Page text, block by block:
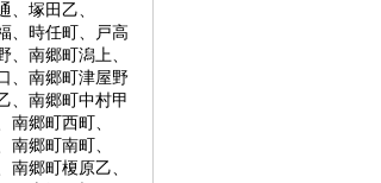
、塚田乙、
、時任町、戸高
、南郷町潟上、
、南郷町津屋野
、南郷町中村甲
南郷町西町、
南郷町南町、
南郷町榎原乙、